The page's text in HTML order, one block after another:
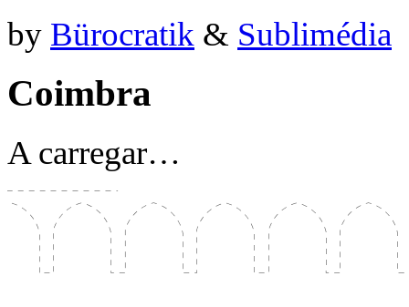
by Bürocratik & Sublimédia
Coimbra
A carregar…